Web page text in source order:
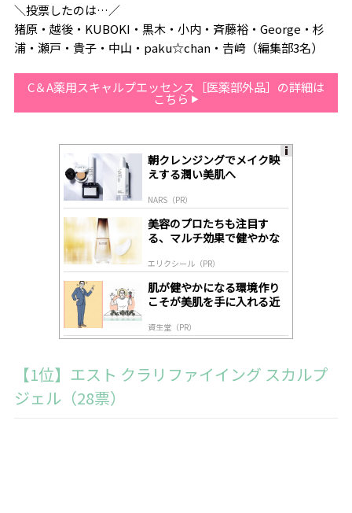
＼投票したのは…／
猪原・越後・KUBOKI・黒木・小内・斉藤裕・George・杉
浦・瀬戸・貴子・中山・paku☆chan・𠮷﨑（編集部3名）
C＆A薬用スキャルプエッセンス［医薬部外品］の詳細は
こちら
朝クレンジングでメイク映
えする潤い美肌へ
NARS（PR）
美容のプロたちも注目す
る、マルチ効果で健やかな
エリクシール（PR）
肌が健やかになる環境作り
こそが美肌を手に入れる近
資生堂（PR）
【1位】エスト クラリファイイング スカルプ
ジェル（28票）